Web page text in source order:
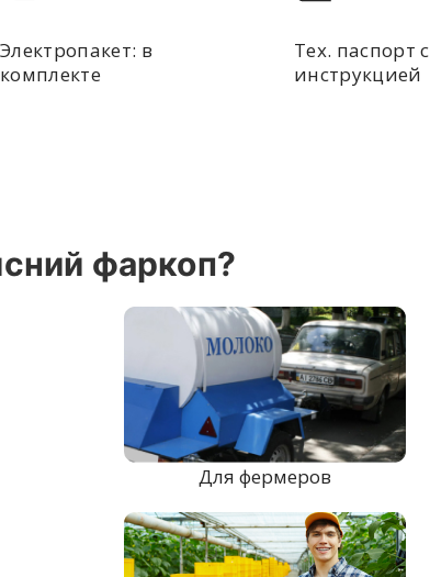
Электропакет: в
комплекте
Тех. паспорт с
инструкцией
фаркоп?
Для фермеров